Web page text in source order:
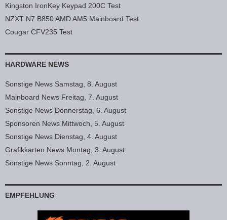
Kingston IronKey Keypad 200C Test
NZXT N7 B850 AMD AM5 Mainboard Test
Cougar CFV235 Test
HARDWARE NEWS
Sonstige News Samstag, 8. August
Mainboard News Freitag, 7. August
Sonstige News Donnerstag, 6. August
Sponsoren News Mittwoch, 5. August
Sonstige News Dienstag, 4. August
Grafikkarten News Montag, 3. August
Sonstige News Sonntag, 2. August
EMPFEHLUNG